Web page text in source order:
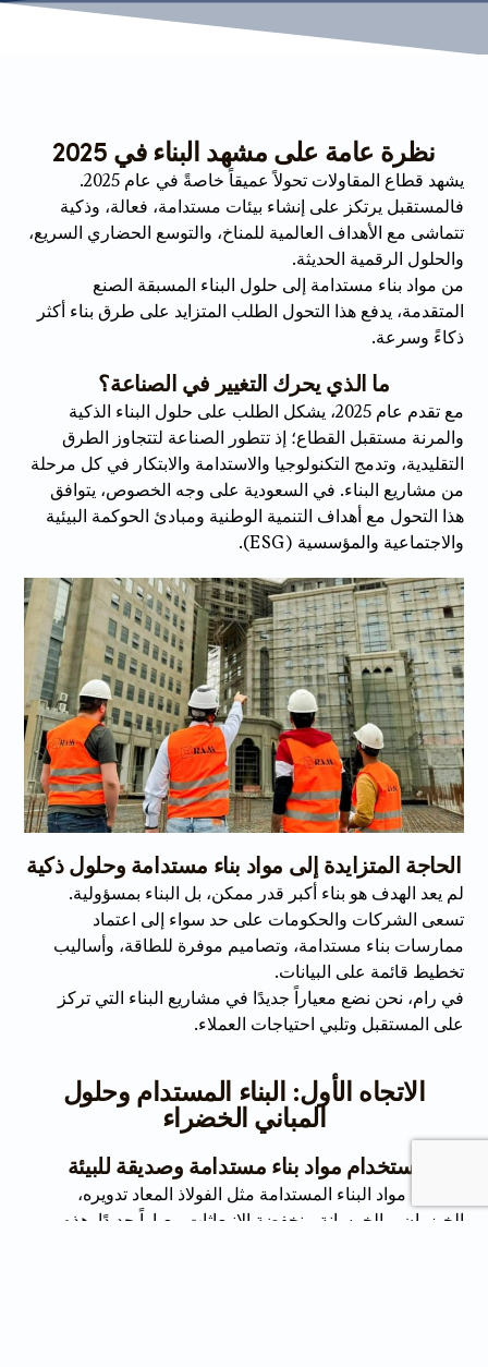
نظرة عامة على مشهد البناء في 2025
يشهد قطاع المقاولات تحولاً عميقاً خاصةً في عام 2025.
فالمستقبل يرتكز على إنشاء بيئات مستدامة، فعالة، وذكية
تتماشى مع الأهداف العالمية للمناخ، والتوسع الحضاري السريع،
والحلول الرقمية الحديثة.
من مواد بناء مستدامة إلى حلول البناء المسبقة الصنع
المتقدمة، يدفع هذا التحول الطلب المتزايد على طرق بناء أكثر
ذكاءً وسرعة.
ما الذي يحرك التغيير في الصناعة؟
مع تقدم عام 2025، يشكل الطلب على حلول البناء الذكية
والمرنة مستقبل القطاع؛ إذ تتطور الصناعة لتتجاوز الطرق
التقليدية، وتدمج التكنولوجيا والاستدامة والابتكار في كل مرحلة
من مشاريع البناء. في السعودية على وجه الخصوص، يتوافق
هذا التحول مع أهداف التنمية الوطنية ومبادئ الحوكمة البيئية
والاجتماعية والمؤسسية (ESG).
الحاجة المتزايدة إلى مواد بناء مستدامة وحلول ذكية
لم يعد الهدف هو بناء أكبر قدر ممكن، بل البناء بمسؤولية.
تسعى الشركات والحكومات على حد سواء إلى اعتماد
ممارسات بناء مستدامة، وتصاميم موفرة للطاقة، وأساليب
تخطيط قائمة على البيانات.
في رام، نحن نضع معياراً جديدًا في مشاريع البناء التي تركز
على المستقبل وتلبي احتياجات العملاء.
الاتجاه الأول: البناء المستدام وحلول
المباني الخضراء
استخدام مواد بناء مستدامة وصديقة للبيئة
أصبحت مواد البناء المستدامة مثل الفولاذ المعاد تدويره،
الخيزران، والخرسانة منخفضة الانبعاثات معياراً جديدًا. هذه